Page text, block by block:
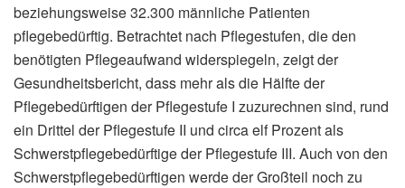
beziehungsweise 32.300 männliche Patienten
pflegebedürftig. Betrachtet nach Pflegestufen, die den
benötigten Pflegeaufwand widerspiegeln, zeigt der
Gesundheitsbericht, dass mehr als die Hälfte der
Pflegebedürftigen der Pflegestufe I zuzurechnen sind, rund
ein Drittel der Pflegestufe II und circa elf Prozent als
Schwerstpflegebedürftige der Pflegestufe III. Auch von den
Schwerstpflegebedürftigen werde der Großteil noch zu